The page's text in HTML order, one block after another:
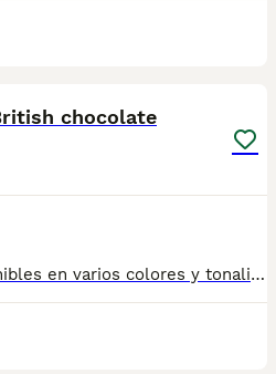
chocolate
Camadas de British disponibles en varios colores y tonalidades. Machos y hembras. Criadores responsables y familiares. Se entregan a partir de 2 meses de edad y sus vacunas correspondientes, desparasitados. Todos los cachorros son descendientes de las mejores líneas nacionales. Se entregan en toda España con transporte de alta calidad preparado para animales, van en vehículo climatizado con chófer particular a cargo del comprador. Si tienes dudas o consultas sobre la raza, podemos resolver tus dudas por whats app ;) Abogamos por una cría nacional (no en países del este) en un ambiente familiar con personas con vocación en una cría ética y responsable, y que por encima de todo, aman a los animales Teléfono / Whats app: 641 92 23 90